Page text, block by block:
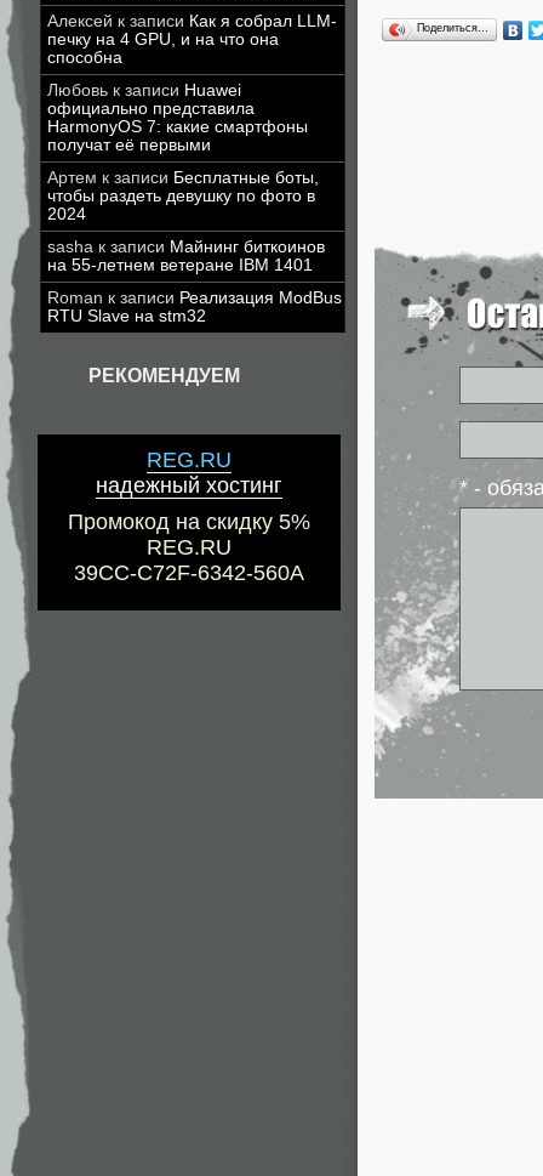
Алексей к записи Как я собрал LLM-
печку на 4 GPU, и на что она
способна
Любовь к записи Huawei
официально представила
HarmonyOS 7: какие смартфоны
получат её первыми
Артем к записи Бесплатные боты,
чтобы раздеть девушку по фото в
2024
sasha к записи Майнинг биткоинов
на 55-летнем ветеране IBM 1401
Roman к записи Реализация ModBus
RTU Slave на stm32
РЕКОМЕНДУЕМ
REG.RU
надежный хостинг
Промокод на скидку 5%
REG.RU
39CC-C72F-6342-560A
Поделиться…
* -